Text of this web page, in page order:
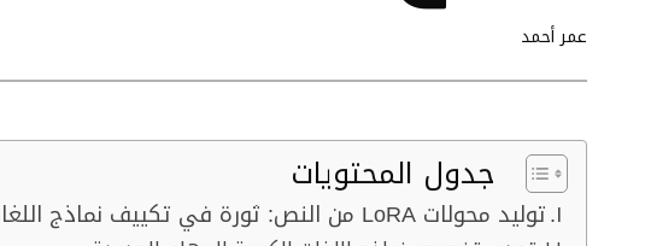
عمر أحمد
جدول المحتويات
توليد محولات LoRA من النص: ثورة في تكييف نماذج اللغات الكبيرة